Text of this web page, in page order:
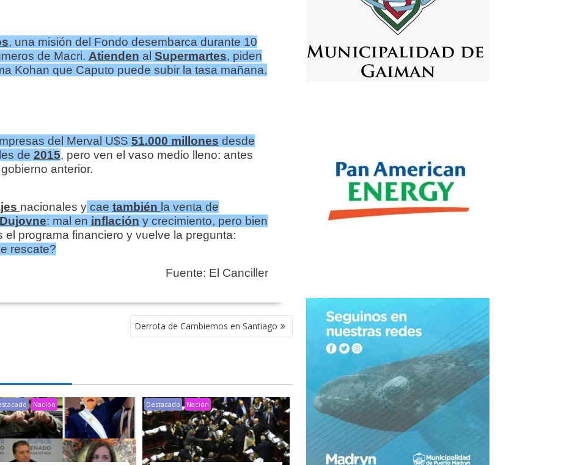
, una misión del Fondo desembarca durante 10
de Macri. Atienden al Supermartes, piden
Kohan que Caputo puede subir la tasa mañana.
del Merval U$S 51.000 millones desde
de 2015, pero ven el vaso medio lleno: antes
anterior.
nacionales ycae también la venta de
Dujovne: mal en inflación y crecimiento, pero bien
el programa financiero y vuelve la pregunta:
rescate?
Fuente: El Canciller
Derrota de Cambiemos en Santiago
Nación Destacado Nación